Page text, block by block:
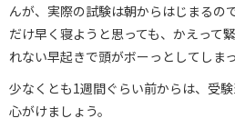
んが、実際の試験は朝からはじまるの
だけ早く寝ようと思っても、かえって
れない早起きで頭がボーっとしてしま
少なくとも1週間ぐらい前からは、受
心がけましょう。